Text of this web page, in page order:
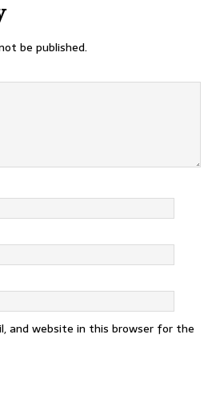
be published.
and website in this browser for the